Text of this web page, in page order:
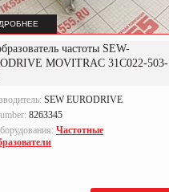
частоты SEW-
MOVITRAC 31C022-503-
SEW EURODRIVE
8263345
Частотные